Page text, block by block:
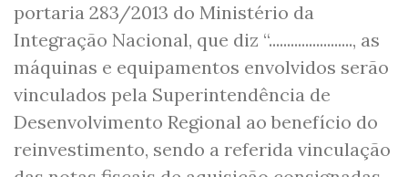
portaria 283/2013 do Ministério da
Integração Nacional, que diz “......................., as
máquinas e equipamentos envolvidos serão
vinculados pela Superintendência de
Desenvolvimento Regional ao benefício do
reinvestimento, sendo a referida vinculação